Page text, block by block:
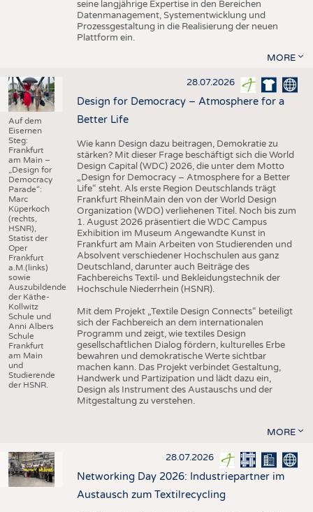
seine langjährige Expertise in den Bereichen
Datenmanagement, Systementwicklung und
Prozessgestaltung in die Realisierung der neuen
Plattform ein.
MORE
Auf dem
Eisernen
Steg:
Frankfurt
am Main –
„Design for
Democracy
Parade“:
Marc
Küperkoch
(rechts,
HSNR),
Statist der
Oper
Frankfurt
a.M.(links)
sowie
Auszubildende
der Käthe-
Kollwitz
Schule und
Anni Albers
Schule
Frankfurt
am Main
und
Studierende
der HSNR.
28.07.2026
Design for Democracy – Atmosphere for a
Better Life
Wie kann Design dazu beitragen, Demokratie zu
stärken? Mit dieser Frage beschäftigt sich die World
Design Capital (WDC) 2026, die unter dem Motto
„Design for Democracy – Atmosphere for a Better
Life“ steht. Als erste Region Deutschlands trägt
Frankfurt RheinMain den von der World Design
Organization (WDO) verliehenen Titel. Noch bis zum
1. August 2026 präsentiert die WDC Campus
Exhibition im Museum Angewandte Kunst in
Frankfurt am Main Arbeiten von Studierenden und
Absolvent verschiedener Hochschulen aus ganz
Deutschland, darunter auch Beiträge des
Fachbereichs Textil- und Bekleidungstechnik der
Hochschule Niederrhein (HSNR).
Mit dem Projekt „Textile Design Connects“ beteiligt
sich der Fachbereich an dem internationalen
Programm und zeigt, wie textiles Design
gesellschaftlichen Dialog fördern, kulturelles Erbe
bewahren und demokratische Werte sichtbar
machen kann. Das Projekt verbindet Gestaltung,
Handwerk und Partizipation und lädt dazu ein,
Design als Instrument des Austauschs und der
Mitgestaltung zu verstehen.
MORE
28.07.2026
Networking Day 2026: Industriepartner im
Austausch zum Textilrecycling